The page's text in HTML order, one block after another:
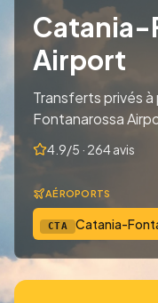
Catania-
Airport
Transferts privés
Fontanarossa
4.9/5 · 264 avis
AÉROPORTS
CTA Catania-